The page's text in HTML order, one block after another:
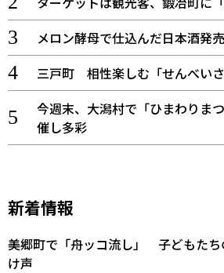
メロン酵母で仕込んだ日本酒発
三戸町 相性楽しむ「せんべいさ
今週末、大潟村で「ひまわりま
催し多彩
新着情報
美郷町で「舟ッコ流し」 子どもたち
け声